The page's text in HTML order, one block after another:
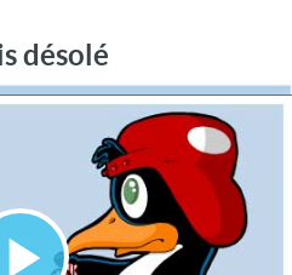
désolé